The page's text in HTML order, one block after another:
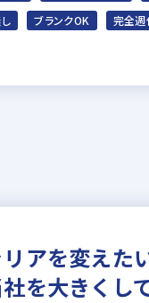
ブランクOK 完全週
リアを変え
を大きくし